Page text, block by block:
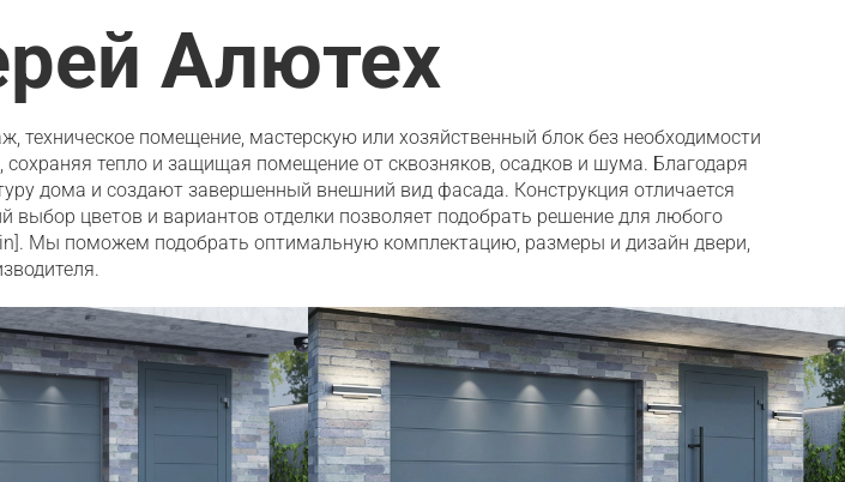
Алютех
помещение, мастерскую или хозяйственный блок без необходимости
тепло и защищая помещение от сквозняков, осадков и шума. Благодаря
дома и создают завершенный внешний вид фасада. Конструкция отличается
цветов и вариантов отделки позволяет подобрать решение для любого
Мы поможем подобрать оптимальную комплектацию, размеры и дизайн двери,